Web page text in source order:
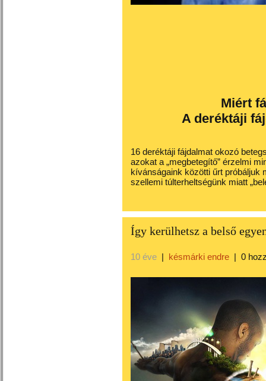
Miért
A deréktáji
16 deréktáji fájdalmat okozó
azokat a „megbetegítő” érzelmi
kívánságaink közötti űrt próbáljuk
szellemi túlterheltségünk miatt
Így kerülhetsz a belső
10 éve | késmárki endre | 0